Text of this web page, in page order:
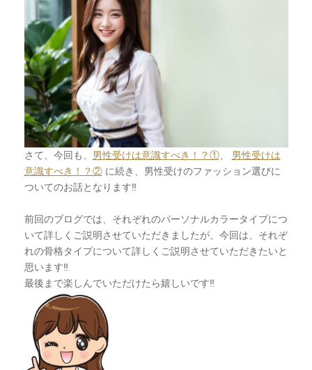
さて、今回も、 男性受けは意識すべき！？①、 男性受けは
意識すべき！？②に続き、男性受けのファッション選びに
ついてのお話となります‼︎
前回のブログでは、それぞれのパーソナルカラータイプにつ
いて詳しくご説明させていただきましたが、今回は、それぞ
れの骨格タイプについて詳しくご説明させていただきたいと
思います‼︎
最後まで楽しんでいただけたら嬉しいです‼︎